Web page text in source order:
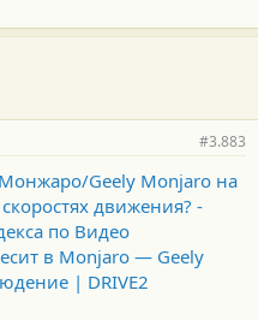
#3.883
Geely Monjaro на
движения? -
по Видео
в Monjaro — Geely
| DRIVE2